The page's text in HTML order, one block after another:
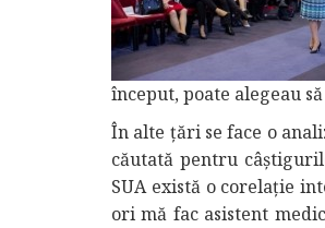
început, poate alegeau
În alte ţări se face o
căutată pentru
SUA există o corelaţie
ori mă fac asistent